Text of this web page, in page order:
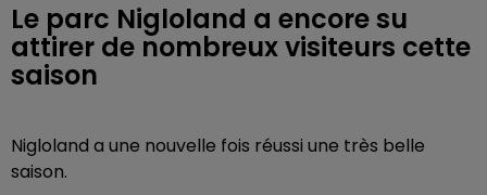
Le parc Nigloland a encore su
attirer de nombreux visiteurs cette
saison
Nigloland a une nouvelle fois réussi une très belle
saison.